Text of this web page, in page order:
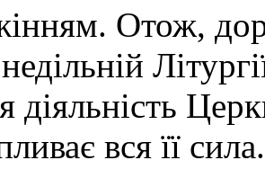
Отож,
діяльність
вся її